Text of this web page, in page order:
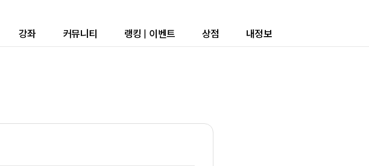
강좌 커뮤니티 랭킹 | 이벤트 상점 내정보